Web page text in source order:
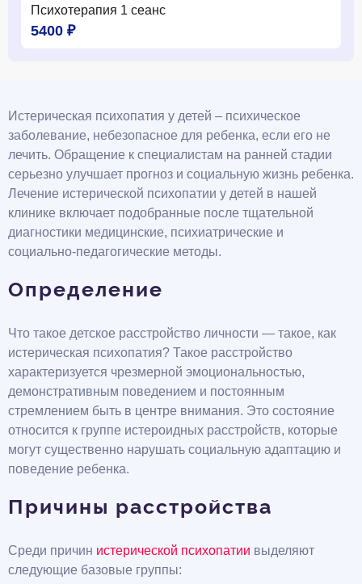
Психотерапия 1 сеанс
5400 ₽
Истерическая психопатия у детей – психическое
заболевание, небезопасное для ребенка, если его не
лечить. Обращение к специалистам на ранней стадии
серьезно улучшает прогноз и социальную жизнь ребенка.
Лечение истерической психопатии у детей в нашей
клинике включает подобранные после тщательной
диагностики медицинские, психиатрические и
социально-педагогические методы.
Определение
Что такое детское расстройство личности — такое, как
истерическая психопатия? Такое расстройство
характеризуется чрезмерной эмоциональностью,
демонстративным поведением и постоянным
стремлением быть в центре внимания. Это состояние
относится к группе истероидных расстройств, которые
могут существенно нарушать социальную адаптацию и
поведение ребенка.
Причины расстройства
Среди причин истерической психопатии выделяют
следующие базовые группы: